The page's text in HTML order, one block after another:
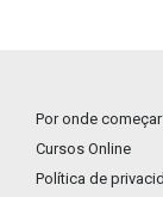
Por onde
Cursos Online
Política de